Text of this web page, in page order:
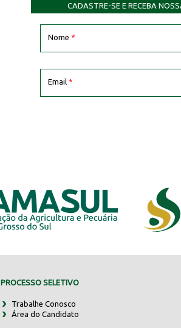
CADASTRE-SE E RECEBA
Nome *
Email *
PROCESSO SELETIVO
Trabalhe Conosco
Área do Candidato